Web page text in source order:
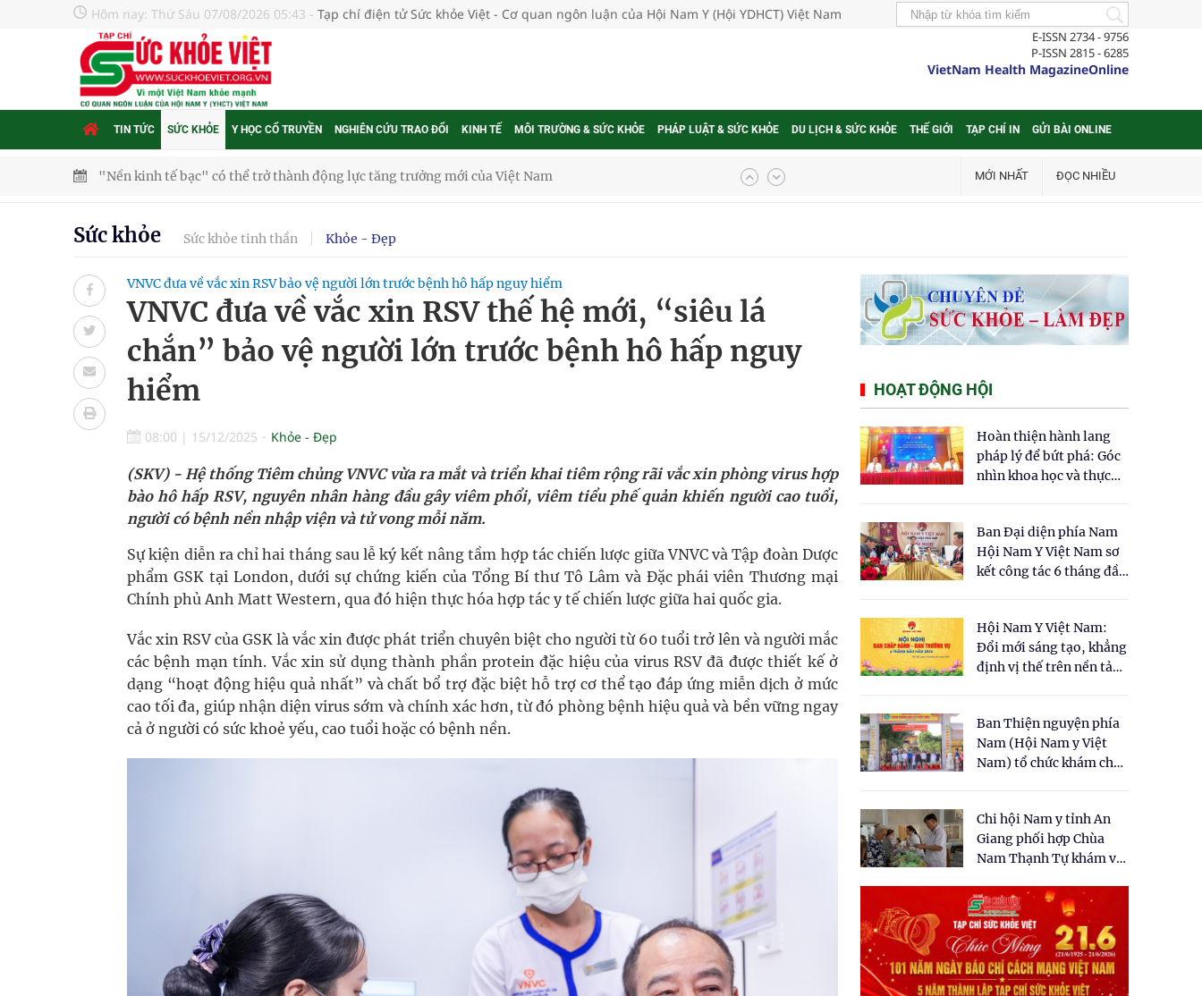
Hôm nay: Thứ Sáu 07/08/2026 05:43 - Tạp chí điện tử Sức khỏe Việt - Cơ quan ngôn luận của Hội Nam Y (Hội YDHCT) Việt Nam
E-ISSN 2734 - 9756
P-ISSN 2815 - 6285
VietNam Health MagazineOnline
TIN TỨC SỨC KHỎE Y HỌC CỔ TRUYỀN NGHIÊN CỨU TRAO ĐỔI KINH TẾ MÔI TRƯỜNG & SỨC KHỎE PHÁP LUẬT & SỨC KHỎE DU LỊCH & SỨC KHỎE THẾ GIỚI TẠP CHÍ IN GỬI BÀI ONLINE
"Nền kinh tế bạc" có thể trở thành động lực tăng trưởng mới của Việt Nam
Không chỉ cắt tóc, Đông Tây Barbershop dành nguồn lực cho môi trường và cộng đồng
Bệnh viện không được thu thêm tiền của người bệnh bảo hiểm y tế nếu không đăng ký khám theo yêu
cầu
Ung thư thận: Nguy hiểm vì tiến triển quá âm thầm
Tiếp tục rà soát, triển khai các nhiệm vụ trong lĩnh vực cấp cứu, điều trị đột quỵ
Súp lơ xanh mang đến hy vọng mới trong phòng ngừa ung thư
Tác Dụng Chống Kết Tập Tiểu Cầu Và Chống Đông Máu Của Các Loài Nhân Sâm (Panax Spp.): Tổng
Quan Bằng Chứng Dược Lý Và Cơ Chế Phân Tử
Xây dựng bản đồ mạng lưới cấp cứu ngoại viện toàn quốc
MỚI NHẤT ĐỌC NHIỀU
Sức khỏe Sức khỏe tinh thần Khỏe - Đẹp
VNVC đưa về vắc xin RSV bảo vệ người lớn trước bệnh hô hấp nguy hiểm
VNVC đưa về vắc xin RSV thế hệ mới, “siêu lá
chắn” bảo vệ người lớn trước bệnh hô hấp nguy
hiểm
08:00 | 15/12/2025 Khỏe - Đẹp
(SKV) - Hệ thống Tiêm chủng VNVC vừa ra mắt và triển khai tiêm rộng rãi vắc xin phòng virus hợp
bào hô hấp RSV, nguyên nhân hàng đầu gây viêm phổi, viêm tiểu phế quản khiến người cao tuổi,
người có bệnh nền nhập viện và tử vong mỗi năm.
Sự kiện diễn ra chỉ hai tháng sau lễ ký kết nâng tầm hợp tác chiến lược giữa VNVC và Tập đoàn Dược
phẩm GSK tại London, dưới sự chứng kiến của Tổng Bí thư Tô Lâm và Đặc phái viên Thương mại
Chính phủ Anh Matt Western, qua đó hiện thực hóa hợp tác y tế chiến lược giữa hai quốc gia.
Vắc xin RSV của GSK là vắc xin được phát triển chuyên biệt cho người từ 60 tuổi trở lên và người mắc
các bệnh mạn tính. Vắc xin sử dụng thành phần protein đặc hiệu của virus RSV đã được thiết kế ở
dạng “hoạt động hiệu quả nhất” và chất bổ trợ đặc biệt hỗ trợ cơ thể tạo đáp ứng miễn dịch ở mức
cao tối đa, giúp nhận diện virus sớm và chính xác hơn, từ đó phòng bệnh hiệu quả và bền vững ngay
cả ở người có sức khoẻ yếu, cao tuổi hoặc có bệnh nền.
HOẠT ĐỘNG HỘI
Hoàn thiện hành lang
pháp lý để bứt phá: Góc
nhìn khoa học và thực
cho Luật Y dược cổ
truyền Việt Nam"
Ban Đại diện phía Nam
Hội Nam Y Việt Nam sơ
kết công tác 6 tháng đầu
Hội Nam Y Việt Nam:
Đổi mới sáng tạo, khẳng
định vị thế trên nền tảng
Ban Thiện nguyện phía
Nam (Hội Nam y Việt
Nam) tổ chức khám chữa
dân tại xã Tân Tập
Chi hội Nam y tỉnh An
Giang phối hợp Chùa
Nam Thạnh Tự khám và
nhân dân